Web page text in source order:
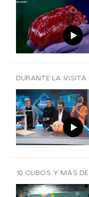
DURANTE LA VISITA
10 CUBOS Y MÁS